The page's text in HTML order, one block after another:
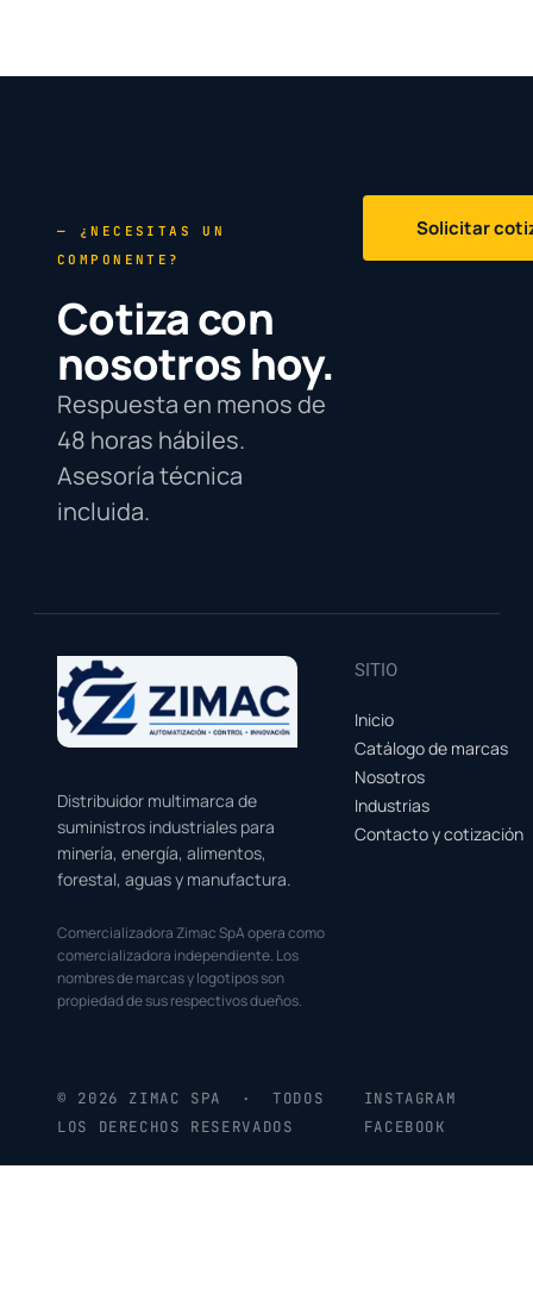
— ¿NECESITAS UN
COMPONENTE?
Cotiza con
nosotros hoy.
Respuesta en menos de
48 horas hábiles.
Asesoría técnica
incluida.
Solicitar
Distribuidor multimarca de
suministros industriales para
minería, energía, alimentos,
forestal, aguas y manufactura.
Comercializadora Zimac SpA opera como
comercializadora independiente. Los
nombres de marcas y logotipos son
propiedad de sus respectivos dueños.
SITIO
Inicio
Catálogo de marcas
Nosotros
Industrias
Contacto y cotización
© 2026 ZIMAC SPA · TODOS
LOS DERECHOS RESERVADOS
INSTAGRAM
FACEBOOK